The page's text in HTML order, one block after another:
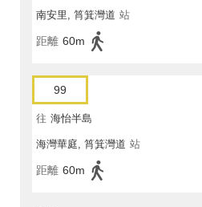
南安里, 筲箕灣道 站
距離 60m
99
往 海怡半島
海灣華庭, 筲箕灣道 站
距離 60m